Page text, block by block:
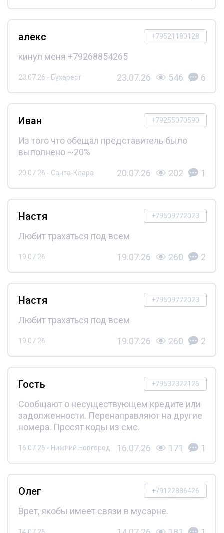
+79521180128
алекс
кинул меня +79268854265
23.07.26 - Бухарест 23.07.26 546 6
+79255070590
Иван
Из того что обещал представитель было
выполнено ~20%
20.07.26 - Санта-Клара 20.07.26 202 1
+79509772023
Настя
Любит трахаться под всем
19.07.26 19.07.26 260 2
+79509772023
Настя
Любит трахаться под всем
19.07.26 19.07.26 260 2
+79532322126
Гость
Сообщают о несуществующем кредите или
задолженности. Перенаправляют на другие
номера. Просят коды из смс.
16.07.26 - Нижний Новгород 16.07.26 171 1
+79122886426
Олег
Врет, якобы имеет связи в мусарне.